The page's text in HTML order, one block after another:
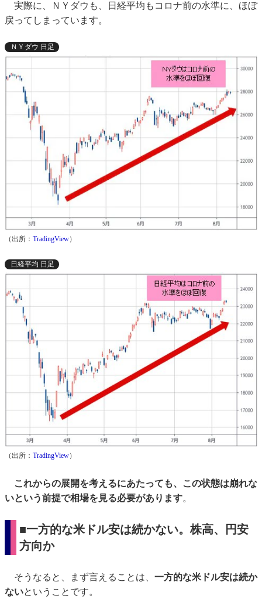
実際に、ＮＹダウも、日経平均もコロナ前の水準に、ほぼ
戻ってしまっています。
ＮＹダウ 日足
（出所： TradingView）
日経平均 日足
（出所： TradingView）
これからの展開を考えるにあたっても、この状態は崩れな
いという前提で相場を見る必要があります。
■一方的な米ドル安は続かない。株高、円安
方向か
そうなると、まず言えることは、 一方的な米ドル安は続か
ないということです。